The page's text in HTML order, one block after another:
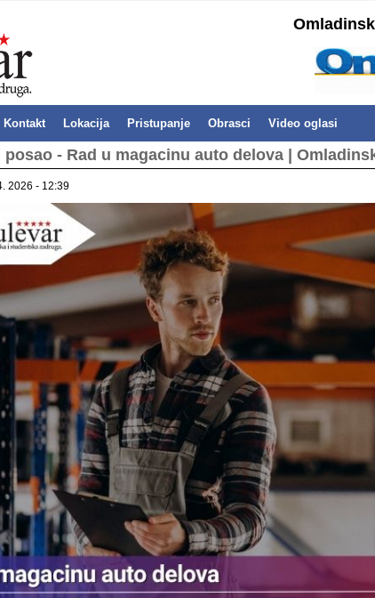
Kontakt Lokacija Pristupanje Obrasci Video oglasi
- Rad u magacinu auto delova |
2026 - 12:39